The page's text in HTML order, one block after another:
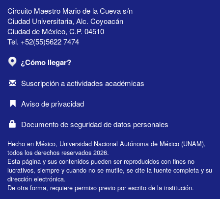
Circuito Maestro Mario de la Cueva s/n
Ciudad Universitaria, Alc. Coyoacán
Ciudad de México, C.P. 04510
Tel. +52(55)5622 7474
¿Cómo llegar?
Suscripción a actividades académicas
Aviso de privacidad
Documento de seguridad de datos personales
Hecho en México, Universidad Nacional Autónoma de México (UNAM),
todos los derechos reservados 2026.
Esta página y sus contenidos pueden ser reproducidos con fines no
lucrativos, siempre y cuando no se mutile, se cite la fuente completa y su
dirección electrónica.
De otra forma, requiere permiso previo por escrito de la institución.